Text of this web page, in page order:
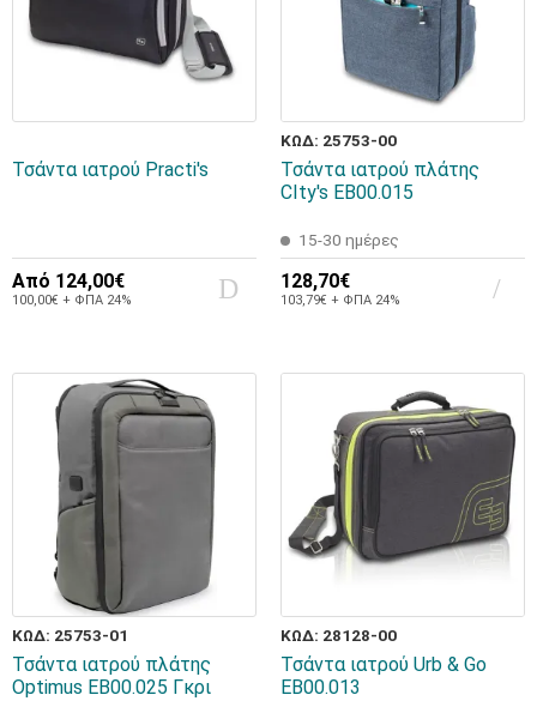
Τσάντα ιατρού Practi's
Από 124,00€
100,00€ + ΦΠΑ 24%
ΚΩΔ: 25753-00
Τσάντα ιατρού πλάτης
CIty's EB00.015
15-30 ημέρες
128,70€
103,79€ + ΦΠΑ 24%
ΚΩΔ: 25753-01
Τσάντα ιατρού πλάτης
Optimus EB00.025 Γκρι
ΚΩΔ: 28128-00
Τσάντα ιατρού Urb & Go
ΕΒ00.013